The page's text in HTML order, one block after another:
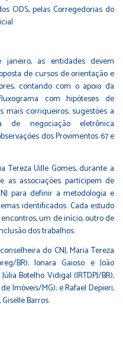
ODS, pelas Corregedorias do
as entidades devem
de cursos de orientação e
contando com o apoio da
com hipóteses de
mais corriqueiros; sugestões a
negociação eletrônica
dos Provimentos 67 e
Tereza Uille Gomes, durante a
as associações participem de
para definir a metodologia e
identificados. Cada estudo
um de início, outro de
dos trabalhos.
do CNJ, Maria Tereza
BR); Ionara Gaioso e João
Botelho Vidigal (IRTDPJ/BR);
Imóveis/MG); e Rafael Depieri,
Barros.